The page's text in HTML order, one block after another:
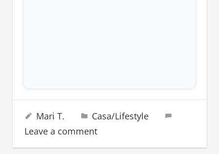
pulire
termosifoni
6 Settembre 2022
Mari T.
Casa/Lifestyle
Leave a comment